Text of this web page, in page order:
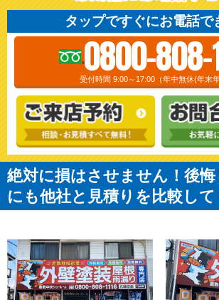
タップですぐにお電話で
0800-808-
受付時間 9:00～17:00（年中無休(年末年
絶対に損はさせません！後
にも他社と見積りを比較して